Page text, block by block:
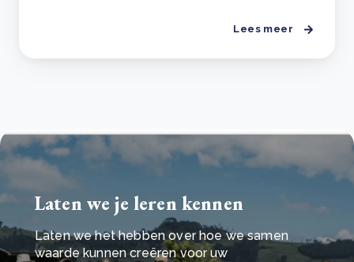
Lees meer
Laten we je leren kennen
Laten we het hebben over hoe we samen
waarde kunnen creëren voor uw